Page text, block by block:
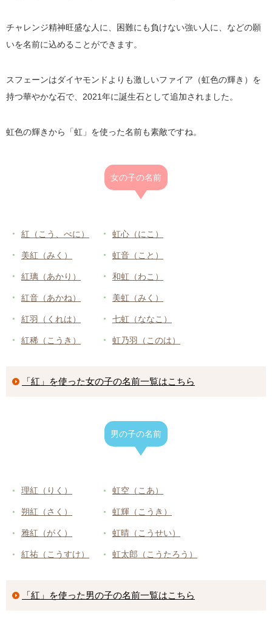
チャレンジ精神旺盛な人に、困難にも負けない強い人に、などの願
いを名前に込めることができます。
スフェーンはダイヤモンドよりも激しいファイア（虹色の輝き）を
持つ華やかな石で、2021年に誕生石として追加されました。
虹色の輝きから「虹」を使った名前も素敵ですね。
女の子の名前
紅（こう、べに）
美紅（みく）
紅璃（あかり）
紅音（あかね）
紅羽（くれは）
紅稀（こうき）
虹心（にこ）
虹音（こと）
和虹（わこ）
美虹（みく）
七虹（ななこ）
虹乃羽（このは）
「紅」を使った女の子の名前一覧はこちら
男の子の名前
理紅（りく）
朔紅（さく）
雅紅（がく）
紅祐（こうすけ）
虹空（こあ）
虹輝（こうき）
虹晴（こうせい）
虹太郎（こうたろう）
「紅」を使った男の子の名前一覧はこちら